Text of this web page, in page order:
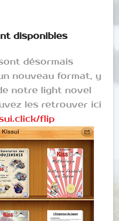
disponibles
désormais
nouveau format, y
notre light novel
les retrouver ici
flip